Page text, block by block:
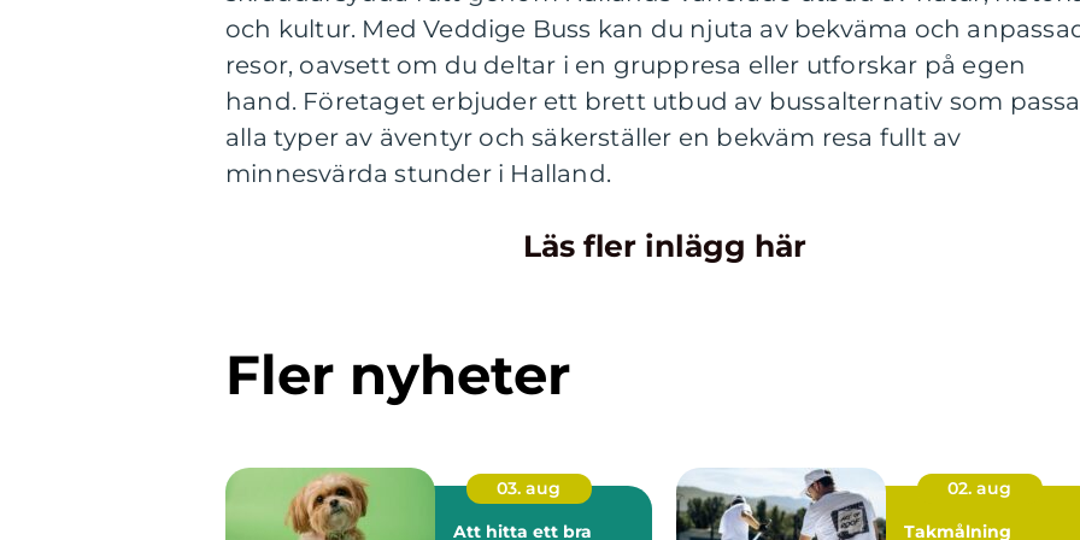
och kultur. Med Veddige Buss kan du njuta av bekväma och
resor, oavsett om du deltar i en gruppresa eller utforskar på egen
hand. Företaget erbjuder ett brett utbud av bussalternativ som
alla typer av äventyr och säkerställer en bekväm resa fullt av
minnesvärda stunder i Halland.
Läs fler inlägg här
Fler nyheter
03. aug
Att hitta ett bra
02. aug
Takmålning